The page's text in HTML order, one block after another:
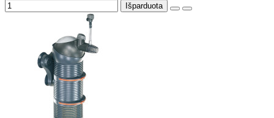
Išparduota